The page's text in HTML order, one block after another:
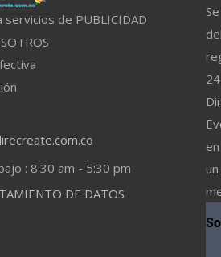
de PUBLICIDAD
: 8:30 am - 5:30 pm
DE DATOS